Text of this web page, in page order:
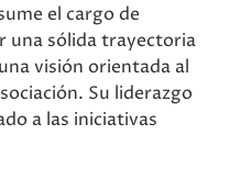
el cargo de
una sólida trayectoria
visión orientada al
Su liderazgo
a las iniciativas